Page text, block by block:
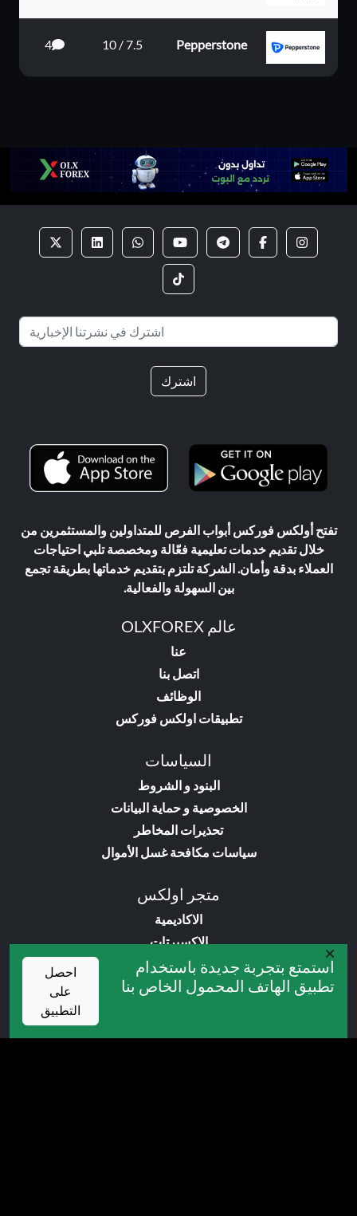
استمتع بتجربة جديدة باستخدام
تطبيق الهاتف المحمول الخاص بنا
احصل
على
التطبيق
Pepperstone
7.5 / 10
4
اشترك
تفتح أولكس فوركس أبواب الفرص للمتداولين والمستثمرين من
خلال تقديم خدمات تعليمية فعّالة ومخصصة تلبي احتياجات
العملاء بدقة وأمان. الشركة تلتزم بتقديم خدماتها بطريقة تجمع
بين السهولة والفعالية.
عالم OLXFOREX
عنا
اتصل بنا
الوظائف
تطبيقات اولكس فوركس
السياسات
البنود و الشروط
الخصوصية و حماية البيانات
تحذيرات المخاطر
سياسات مكافحة غسل الأموال
متجر اولكس
الاكاديمية
الاكسبرتات
المؤشرات
الكتب